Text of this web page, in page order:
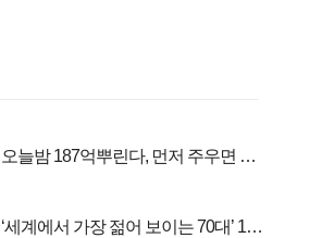
오늘밤 187억뿌린다, 먼저 주우면 최
‘세계에서 가장 젊어 보이는 70대’ 1위